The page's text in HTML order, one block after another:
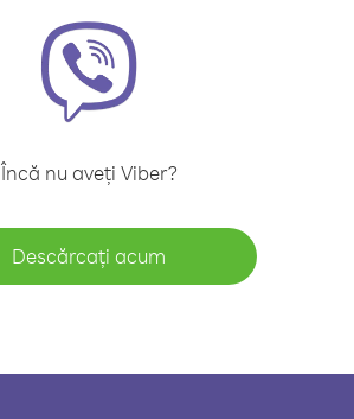
Încă nu aveți Viber?
Descărcați acum